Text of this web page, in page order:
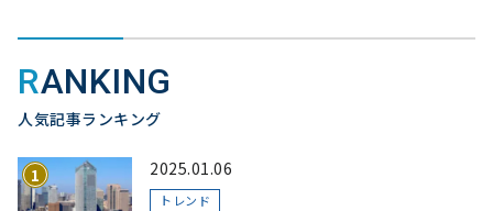
RANKING
人気記事ランキング
2025.01.06
トレンド